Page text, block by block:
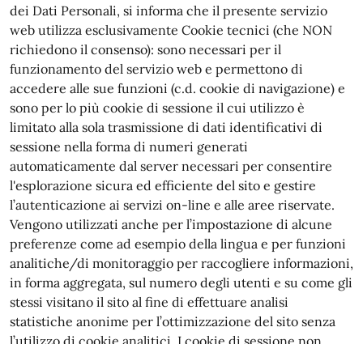
dei Dati Personali, si informa che il presente servizio
web utilizza esclusivamente Cookie tecnici (che NON
richiedono il consenso): sono necessari per il
funzionamento del servizio web e permettono di
accedere alle sue funzioni (c.d. cookie di navigazione) e
sono per lo più cookie di sessione il cui utilizzo è
limitato alla sola trasmissione di dati identificativi di
sessione nella forma di numeri generati
automaticamente dal server necessari per consentire
l'esplorazione sicura ed efficiente del sito e gestire
l’autenticazione ai servizi on-line e alle aree riservate.
Vengono utilizzati anche per l’impostazione di alcune
preferenze come ad esempio della lingua e per funzioni
analitiche/di monitoraggio per raccogliere informazioni,
in forma aggregata, sul numero degli utenti e su come gli
stessi visitano il sito al fine di effettuare analisi
statistiche anonime per l’ottimizzazione del sito senza
l’utilizzo di cookie analitici. I cookie di sessione non